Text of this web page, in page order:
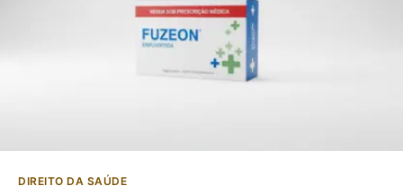
DIREITO DA SAÚDE